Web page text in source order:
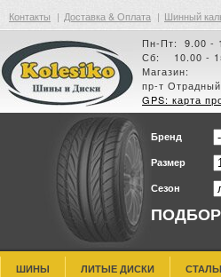
Контакты | Доставка & Оплата | Шинный
Пн-Пт: 9.00 -
Сб: 10.00 -
Магазин:
пр-т
GPS: карта
Бренд
Размер
Сезон
ШИНЫ ЛИТЫЕ ДИСКИ